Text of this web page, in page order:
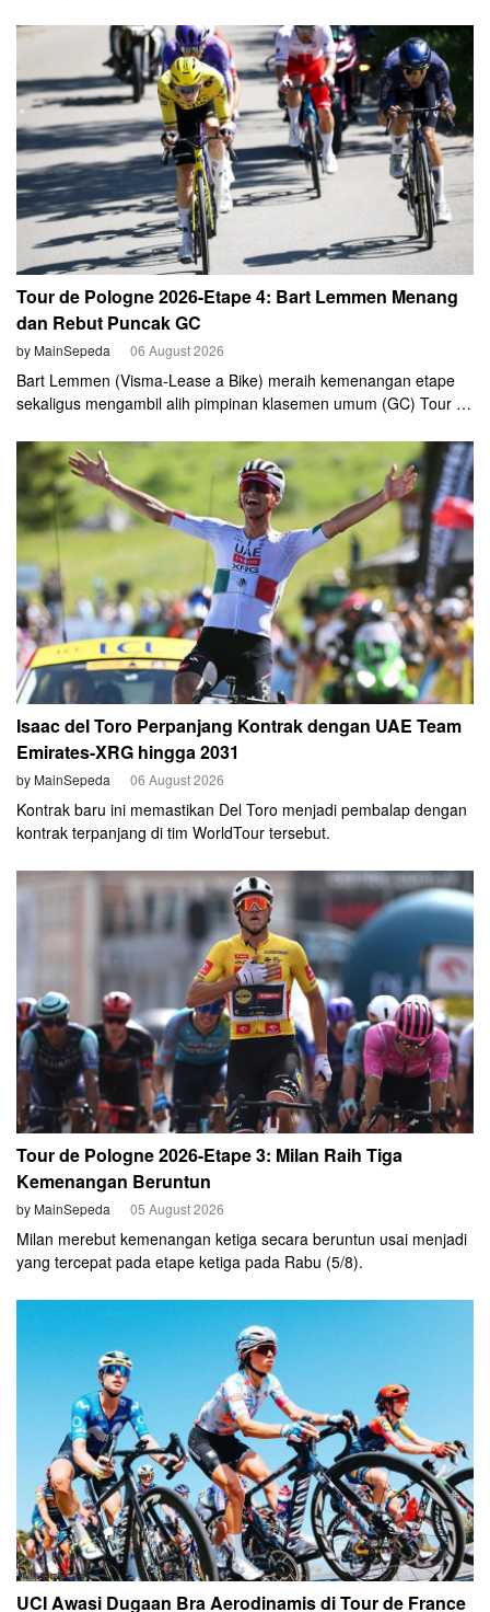
Tour de Pologne 2026-Etape 4: Bart Lemmen Menang
dan Rebut Puncak GC
by MainSepeda 06 August 2026
Bart Lemmen (Visma-Lease a Bike) meraih kemenangan etape
sekaligus mengambil alih pimpinan klasemen umum (GC) Tour de
Kamis (6/8).
Isaac del Toro Perpanjang Kontrak dengan UAE Team
Emirates-XRG hingga 2031
by MainSepeda 06 August 2026
Kontrak baru ini memastikan Del Toro menjadi pembalap dengan
kontrak terpanjang di tim WorldTour tersebut.
Tour de Pologne 2026-Etape 3: Milan Raih Tiga
Kemenangan Beruntun
by MainSepeda 05 August 2026
Milan merebut kemenangan ketiga secara beruntun usai menjadi
yang tercepat pada etape ketiga pada Rabu (5/8).
UCI Awasi Dugaan Bra Aerodinamis di Tour de France